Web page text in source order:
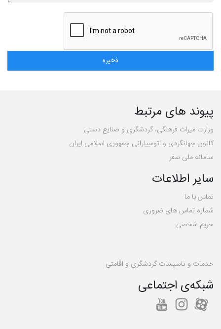
پیوند های مرتبط
وزارت میراث فرهنگی، گردشگری و صنایع دستی
کانون جهانگردی و اتومبیلرانی جمهوری اسلامی ایران
سامانه ملی سفر
سایر اطلاعات
تماس با ما
شماره تماس های ضروری
حریم شخصی
خدمات و تاسیسات گردشگری و اقامتی
شبکه‌ی اجتماعی